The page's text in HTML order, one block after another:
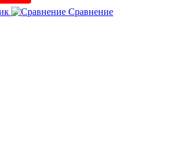
Сравнение